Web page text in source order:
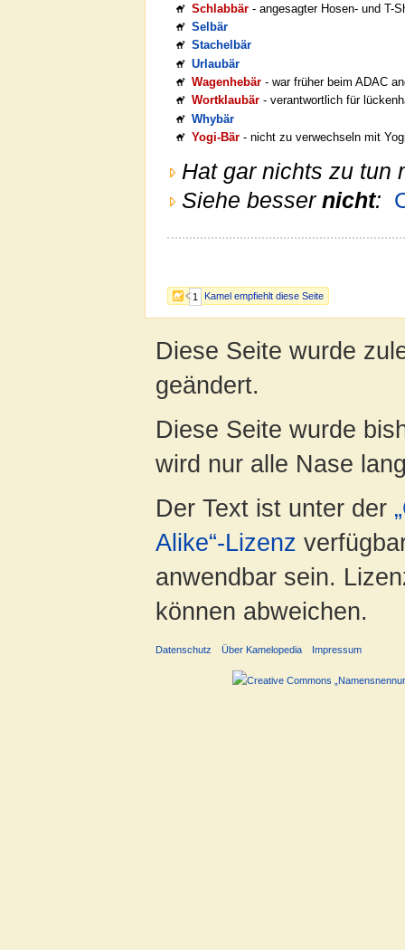
1 Kamel empfiehlt diese Seite
Schlabbär - angesagter Hosen- und T-
Selbär
Stachelbär
Urlaubär
Wagenhebär - war früher beim ADAC
Wortklaubär - verantwortlich für
Whybär
Yogi-Bär - nicht zu verwechseln mit
Hat gar nichts zu tun
Siehe besser nicht:
Diese Seite wurde
geändert.
Diese Seite wurde
wird nur alle Nase
Der Text ist unter der
Alike“-Lizenz
anwendbar sein.
können abweichen.
Datenschutz Über Kamelopedia Impressum